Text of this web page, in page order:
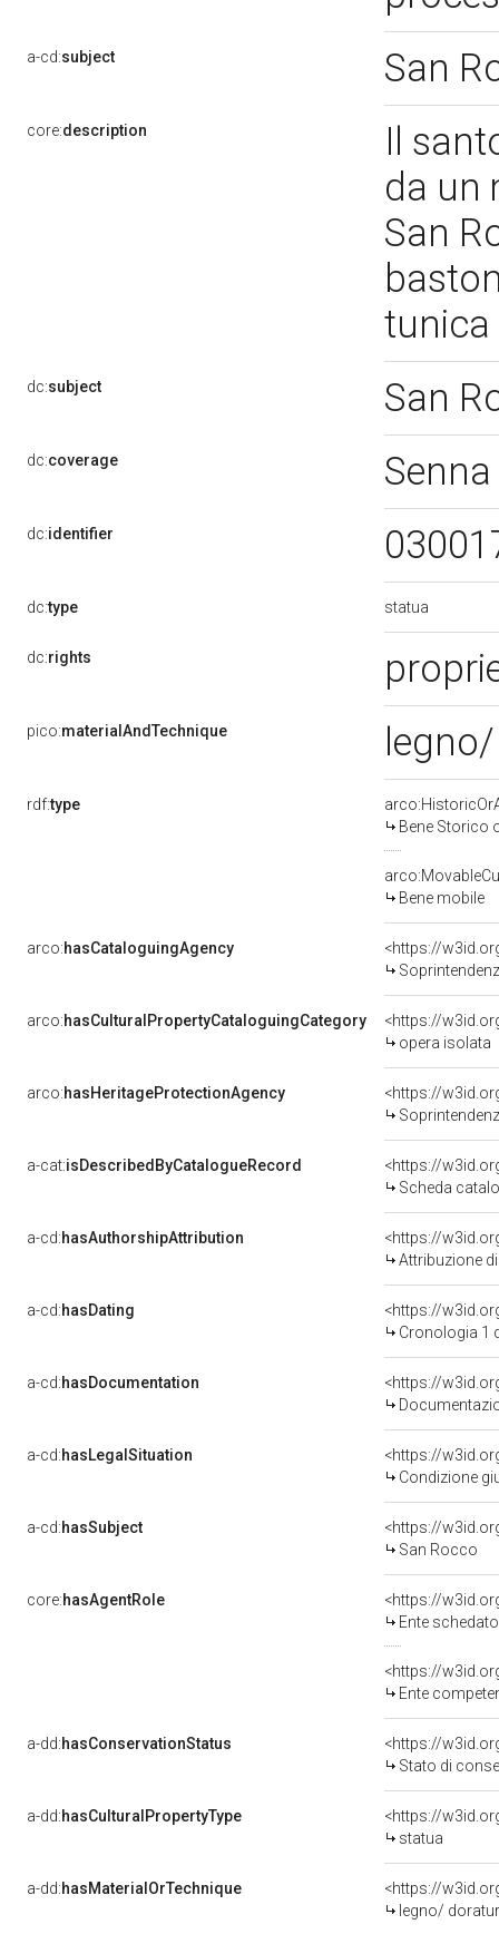
a-cd:subject San
core:description
Il
da un
San
tunica
dc:subject San
dc:coverage
dc:identifier
dc:type statua
dc:rights
pico:materialAndTechnique
rdf:type
Bene Storico
Bene mobile
arco:hasCataloguingAgency
<https://
Soprintendenza per i
arco:hasCulturalPropertyCataloguingCategory
<https://
opera isolata
arco:hasHeritageProtectionAgency
<https://
a-cat:isDescribedByCatalogueRecord
<https://
Scheda
a-cd:hasAuthorshipAttribution
Attribuzione
a-cd:hasDating
<https://
Cronologia 1
a-cd:hasDocumentation
a-cd:hasLegalSituation
Condizione
a-cd:hasSubject
<https://
San Rocco
core:hasAgentRole
<https://
Ente schedatore del bene
<https://
Ente competente per
a-dd:hasConservationStatus
<https://
Stato di
a-dd:hasCulturalPropertyType
<https://
statua
a-dd:hasMaterialOrTechnique
<https://
legno/